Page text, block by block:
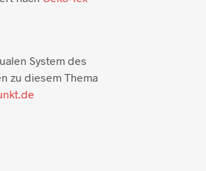
System des
zu diesem Thema